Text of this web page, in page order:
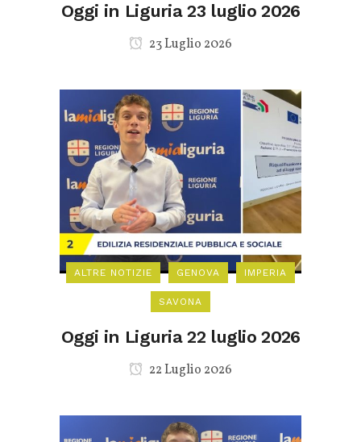
Oggi in Liguria 23 luglio 2026
23 Luglio 2026
ALTRE NOTIZIE GENOVA IMPERIA
SAVONA
Oggi in Liguria 22 luglio 2026
22 Luglio 2026